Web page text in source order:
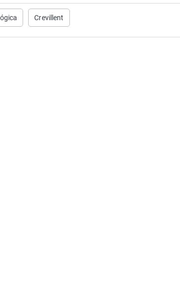
Crevillent